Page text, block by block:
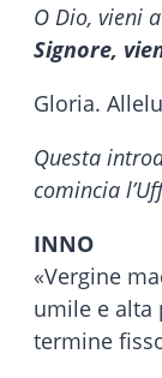
O Dio, vieni
Signore,
Gloria.
Questa
comincia
INNO
«Vergine
umile e alta
termine